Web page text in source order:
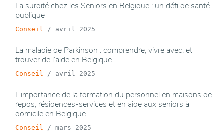
La surdité chez les Seniors en Belgique : un défi de santé
publique
Conseil / avril 2025
La maladie de Parkinson : comprendre, vivre avec, et
trouver de l’aide en Belgique
Conseil / avril 2025
L'importance de la formation du personnel en maisons de
repos, résidences-services et en aide aux seniors à
domicile en Belgique
Conseil / mars 2025